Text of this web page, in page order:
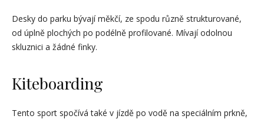
Desky do parku bývají měkčí, ze spodu různě strukturované,
od úplně plochých po podélně profilované. Mívají odolnou
skluznici a žádné finky.
Kiteboarding
Tento sport spočívá také v jízdě po vodě na speciálním prkně,